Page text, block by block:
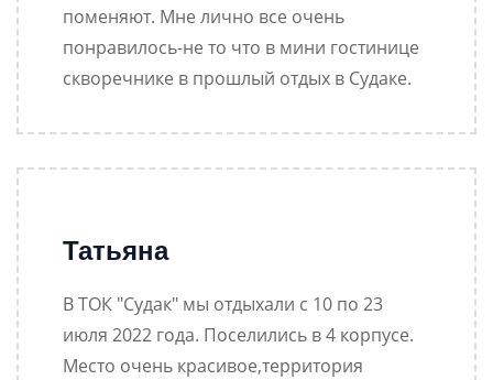
поменяют. Мне лично все очень
понравилось-не то что в мини гостинице
скворечнике в прошлый отдых в Судаке.
Татьяна
В ТОК "Судак" мы отдыхали с 10 по 23
июля 2022 года. Поселились в 4 корпусе.
Место очень красивое,территория